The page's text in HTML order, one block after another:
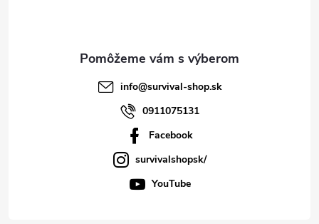
info@survival-shop.sk
0911075131
Facebook
survivalshopsk/
YouTube